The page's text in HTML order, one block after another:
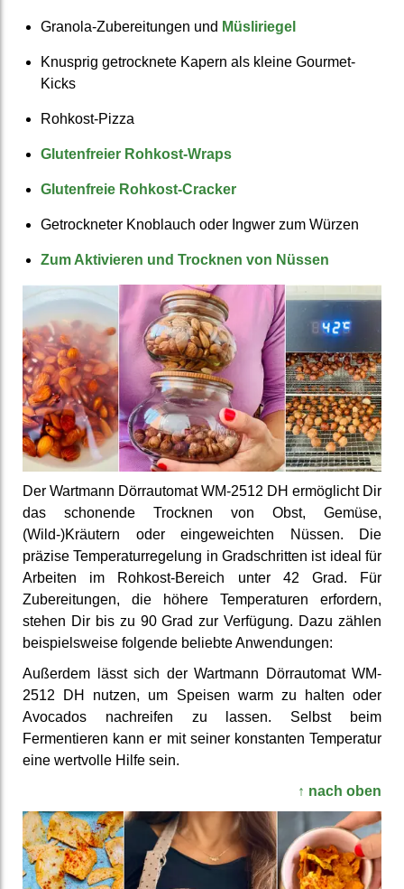
Granola-Zu­berei­tungen und Müsliriegel
Knusprig ge­trock­nete Kapern als kleine Gourmet-
Kicks
Rohkost-Pizza
Glutenfreier Rohkost-Wraps
Glutenfreie Rohkost-Cracker
Getrock­neter Knoblauch oder Ingwer zum Würzen
Zum Aktivieren und Trocknen von Nüssen
Der Wartmann Dörrautomat WM-2512 DH ermöglicht Dir
das schonende Trocknen von Obst, Gemüse,
(Wild-)Kräutern oder eingeweichten Nüssen. Die
präzise Temperaturregelung in Gradschritten ist ideal für
Arbeiten im Rohkost-Bereich unter 42 Grad. Für
Zubereitungen, die höhere Temperaturen erfordern,
stehen Dir bis zu 90 Grad zur Verfügung. Dazu zählen
beispielsweise folgende beliebte Anwendungen:
Außerdem lässt sich der Wartmann Dörrautomat WM-
2512 DH nutzen, um Speisen warm zu halten oder
Avocados nachreifen zu lassen. Selbst beim
Fermentieren kann er mit seiner konstanten Temperatur
eine wertvolle Hilfe sein.
↑ nach oben